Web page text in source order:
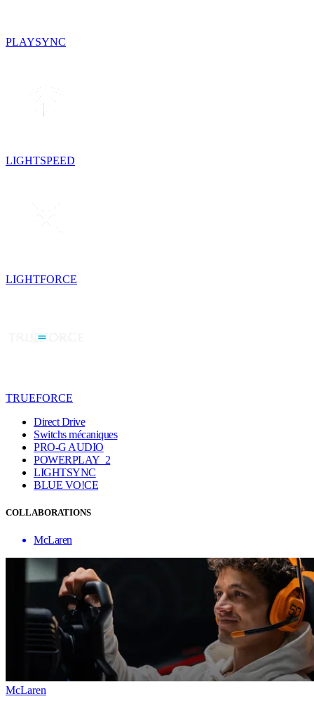
PLAYSYNC
LIGHTSPEED
LIGHTFORCE
TRUEFORCE
Direct Drive
Switchs mécaniques
PRO-G AUDIO
POWERPLAY 2
LIGHTSYNC
BLUE VO!CE
COLLABORATIONS
McLaren
McLaren